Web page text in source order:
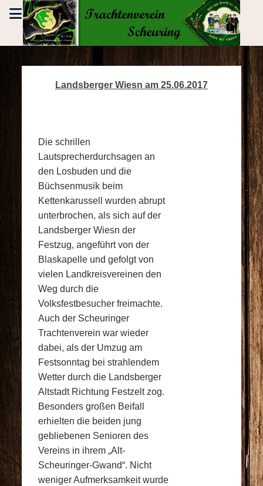
Landsberger Wiesn am 25.06.2017
Die schrillen
Lautsprecherdurchsagen an
den Losbuden und die
Büchsenmusik beim
Kettenkarussell wurden abrupt
unterbrochen, als sich auf der
Landsberger Wiesn der
Festzug, angeführt von der
Blaskapelle und gefolgt von
vielen Landkreisvereinen den
Weg durch die
Volksfestbesucher freimachte.
Auch der Scheuringer
Trachtenverein war wieder
dabei, als der Umzug am
Festsonntag bei strahlendem
Wetter durch die Landsberger
Altstadt Richtung Festzelt zog.
Besonders großen Beifall
erhielten die beiden jung
gebliebenen Senioren des
Vereins in ihrem „Alt-
Scheuringer-Gwand“. Nicht
weniger Aufmerksamkeit wurde